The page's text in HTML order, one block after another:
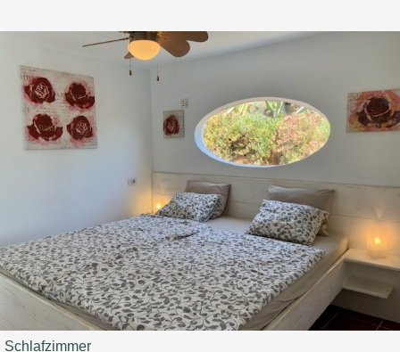
Schlafzimmer